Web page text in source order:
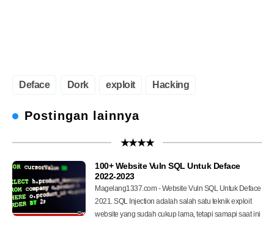
Deface Dork exploit Hacking
Postingan lainnya
★★★★
100+ Website Vuln SQL Untuk Deface
2022-2023
Magelang1337.com - Website Vuln SQL Untuk Deface
2021. SQL Injection adalah salah satu teknik exploit
website yang sudah cukup lama, tetapi samapi saat ini